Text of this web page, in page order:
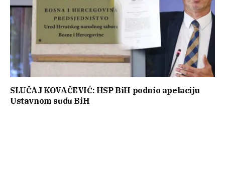
SLUČAJ KOVAČEVIĆ: HSP BiH podnio apelaciju
Ustavnom sudu BiH